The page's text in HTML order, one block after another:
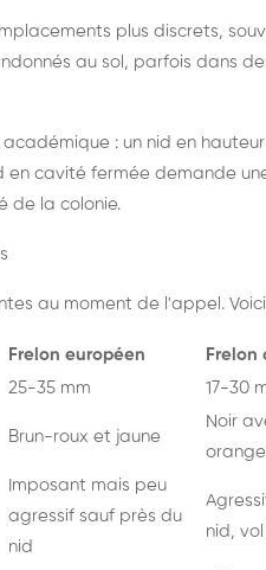
plus discrets,
au sol, parfois dans
: un nid en
en cavité fermée demande
de la colonie.
au moment de l'appel.
Frelon européen Frelon
25-35 mm 17-30
Brun-roux et jaune
Noir
orange
Imposant mais peu
agressif sauf près du
nid
nid,